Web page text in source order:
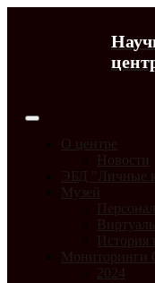
О центре
Новости
ЭБД "Личные
Музей
История
2024